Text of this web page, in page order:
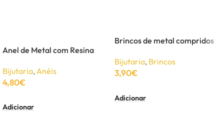
Anel de Metal com Resina
Bijutaria, Anéis
4,80€
Adicionar
Brincos de metal compridos
Bijutaria, Brincos
3,90€
Adicionar